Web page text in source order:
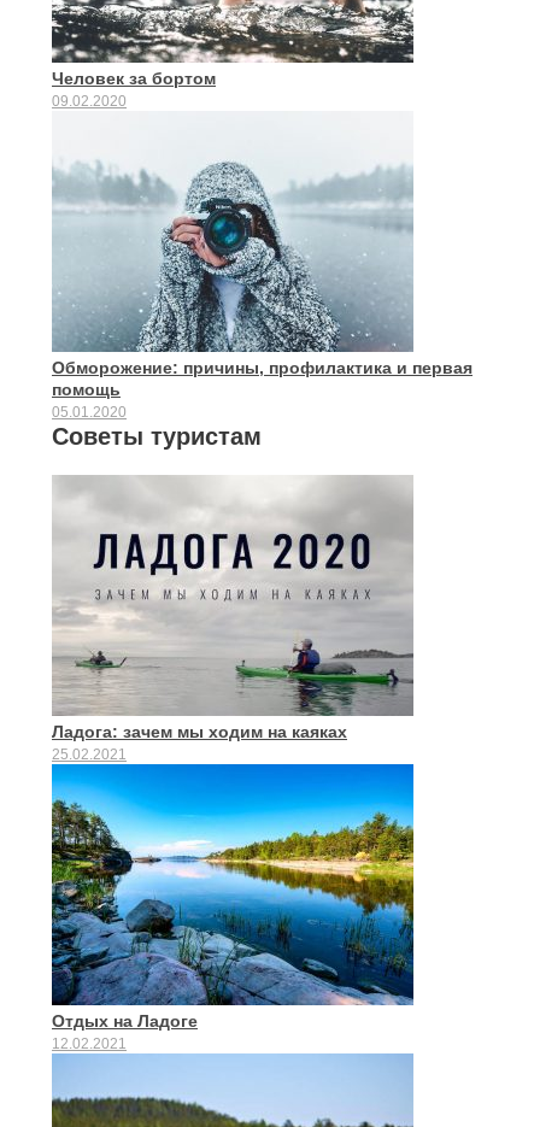
Человек за бортом
09.02.2020
Обморожение: причины, профилактика и первая
помощь
05.01.2020
Советы туристам
Ладога: зачем мы ходим на каяках
25.02.2021
Отдых на Ладоге
12.02.2021